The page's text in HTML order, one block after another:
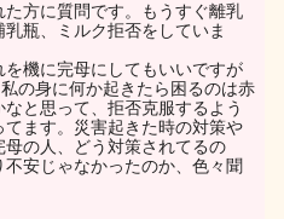
方に質問です。もうすぐ離乳
瓶、ミルク拒否をしていま
機に完母にしてもいいですが
の身に何か起きたら困るのは赤
と思って、拒否克服するよう
てます。災害起きた時の対策や
の人、どう対策されてるの
安じゃなかったのか、色々聞